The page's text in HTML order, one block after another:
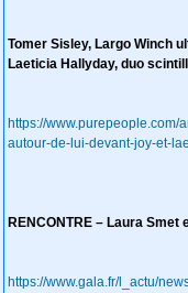
Tomer Sisley, Largo Winch
Laeticia Hallyday, duo
https://
autour-de-lui-devant-joy-et-
RENCONTRE – Laura
https://www.gala.fr/l_actu/